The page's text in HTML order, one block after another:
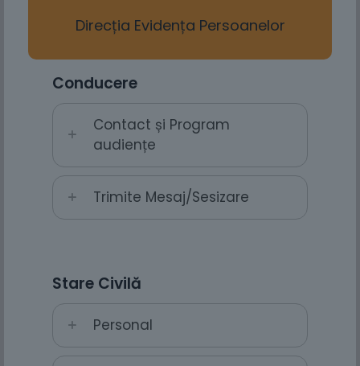
Direcția Evidența Persoanelor
Conducere
Contact și Program
audiențe
Trimite Mesaj/Sesizare
Stare Civilă
Personal